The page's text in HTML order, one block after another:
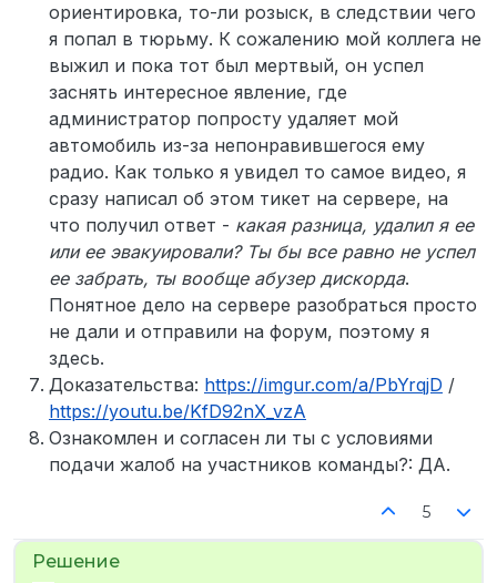
ориентировка, то-ли розыск, в следствии чего
я попал в тюрьму. К сожалению мой коллега не
выжил и пока тот был мертвый, он успел
заснять интересное явление, где
администратор попросту удаляет мой
автомобиль из-за непонравившегося ему
радио. Как только я увидел то самое видео, я
сразу написал об этом тикет на сервере, на
что получил ответ - какая разница, удалил я ее
или ее эвакуировали? Ты бы все равно не успел
ее забрать, ты вообще абузер дискорда.
Понятное дело на сервере разобраться просто
не дали и отправили на форум, поэтому я
здесь.
Доказательства: https://imgur.com/a/PbYrqjD /
https://youtu.be/KfD92nX_vzA
Ознакомлен и согласен ли ты с условиями
подачи жалоб на участников команды?: ДА.
5